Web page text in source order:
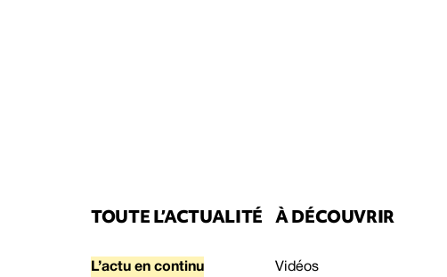
TOUTE L’ACTUALITÉ
L’actu en continu
À DÉCOUVRIR
Vidéos